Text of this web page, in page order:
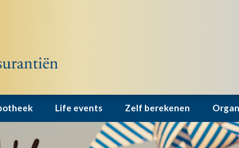
Life events Zelf berekenen